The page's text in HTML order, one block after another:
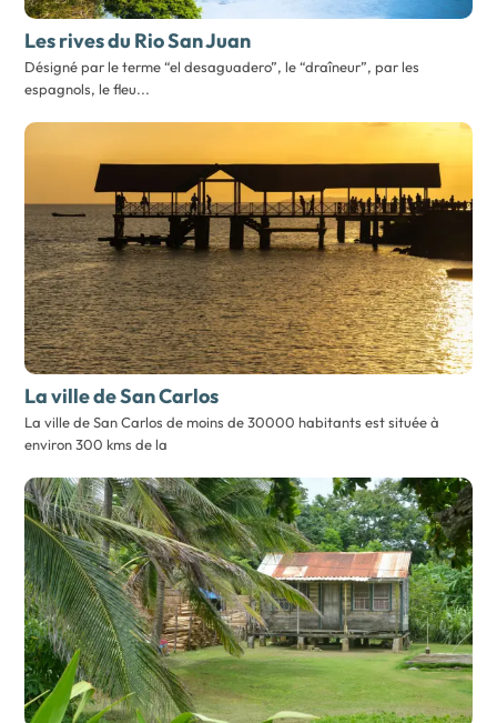
Les rives du Rio San Juan
Désigné par le terme “el desaguadero”, le “draîneur”, par les
espagnols, le fleu...
La ville de San Carlos
La ville de San Carlos de moins de 30000 habitants est située à
environ 300 kms de la